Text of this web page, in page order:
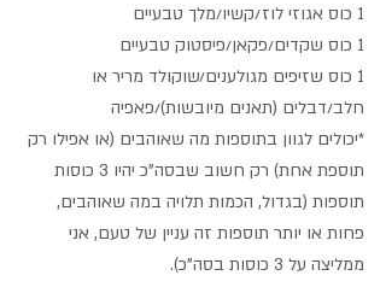
1 כוס אגוזי לוז/קשיו/מלך טבעיים
1 כוס שקדים/פקאן/פיסטוק טבעיים
1 כוס שזיפים מגולענים/שוקולד מריר או
חלב/דבלים (תאנים מיובשות)/פאפיה
*יכולים לגוון בתוספות מה שאוהבים (או אפילו רק
תוספת אחת) רק חשוב שבסה"כ יהיו 3 כוסות
תוספות (בגדול, הכמות תלויה במה שאוהבים,
פחות או יותר תוספות זה עניין של טעם, אני
ממליצה על 3 כוסות בסה"כ).